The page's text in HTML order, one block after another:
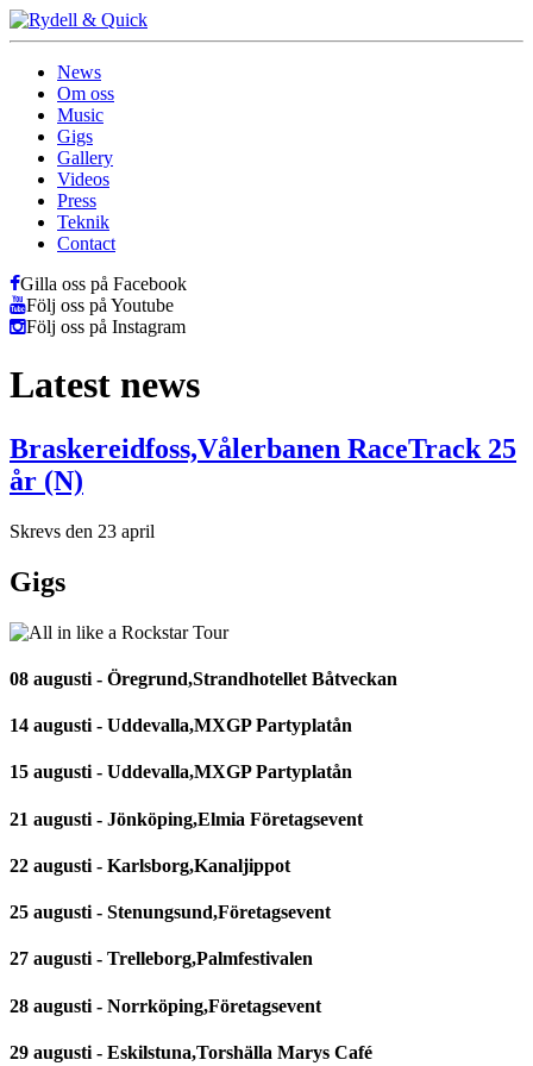
News
Om oss
Music
Gigs
Gallery
Videos
Press
Teknik
Contact
Gilla oss på Facebook
Följ oss på Youtube
Följ oss på Instagram
Latest news
Braskereidfoss,Vålerbanen RaceTrack 25
år (N)
Skrevs den 23 april
Gigs
08 augusti - Öregrund,Strandhotellet Båtveckan
14 augusti - Uddevalla,MXGP Partyplatån
15 augusti - Uddevalla,MXGP Partyplatån
21 augusti - Jönköping,Elmia Företagsevent
22 augusti - Karlsborg,Kanaljippot
25 augusti - Stenungsund,Företagsevent
27 augusti - Trelleborg,Palmfestivalen
28 augusti - Norrköping,Företagsevent
29 augusti - Eskilstuna,Torshälla Marys Café